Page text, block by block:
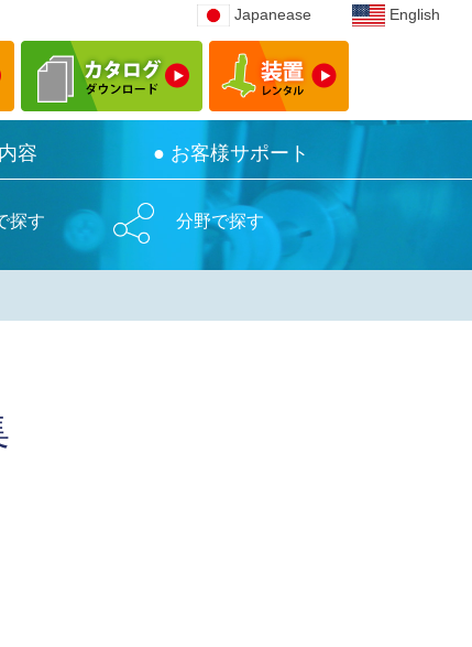
Japanease English
容 ● お客様サポート
Japanease English
容 ● お客様サポート
探す 分野で探す